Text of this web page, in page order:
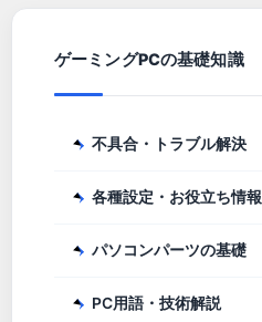
ゲーミングPCの基礎知識
不具合・トラブル解決
各種設定・お役立ち情報
パソコンパーツの基礎
PC用語・技術解説